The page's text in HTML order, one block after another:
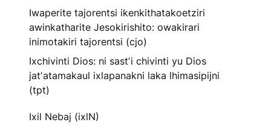
Iwaperite tajorentsi ikenkithatakoetziri
awinkatharite Jesokirishito: owakirari
inimotakiri tajorentsi (cjo)
Ixchivinti Dios: ni sastʼi chivinti yu Dios
jatʼatamakaul ixlapanakni laka lhimasipijni
(tpt)
Ixil Nebaj (ixlN)